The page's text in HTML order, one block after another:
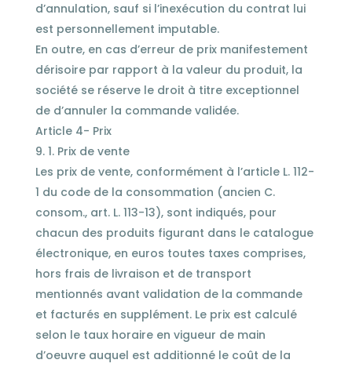
d’annulation, sauf si l’inexécution du contrat lui
est personnellement imputable.
En outre, en cas d’erreur de prix manifestement
dérisoire par rapport à la valeur du produit, la
société se réserve le droit à titre exceptionnel
de d’annuler la commande validée.
Article 4- Prix
1. Prix de vente
Les prix de vente, conformément à l’article L. 112-
1 du code de la consommation (ancien C.
consom., art. L. 113-13), sont indiqués, pour
chacun des produits figurant dans le catalogue
électronique, en euros toutes taxes comprises,
hors frais de livraison et de transport
mentionnés avant validation de la commande
et facturés en supplément. Le prix est calculé
selon le taux horaire en vigueur de main
d’oeuvre auquel est additionné le coût de la